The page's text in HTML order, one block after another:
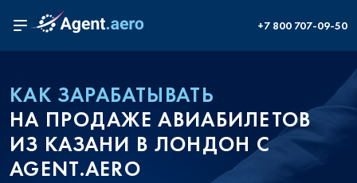
+7 800 707-09-50
КАК ЗАРАБАТЫВАТЬ
НА ПРОДАЖЕ АВИАБИЛЕТОВ
ИЗ КАЗАНИ В ЛОНДОН С
AGENT.AERO